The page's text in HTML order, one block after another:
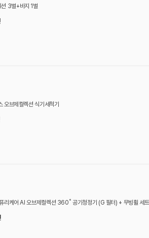
션 3벌+바지 1벌
브제컬렉션 식기세척기
케어 AI 오브제컬렉션 360˚ 공기청정기 (G 필터) + 무빙휠 세트